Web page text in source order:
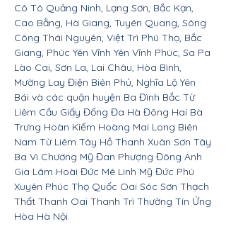
Cô Tô Quảng Ninh, Lạng Sơn, Bắc Kạn,
Cao Bằng, Hà Giang, Tuyên Quang, Sông
Công Thái Nguyên, Việt Trì Phú Thọ, Bắc
Giang, Phúc Yên Vĩnh Yên Vĩnh Phúc, Sa Pa
Lào Cai, Sơn La, Lai Châu, Hòa Bình,
Mường Lay Điện Biên Phủ, Nghĩa Lộ Yên
Bái và các quận huyện Ba Đình Bắc Từ
Liêm Cầu Giấy Đống Đa Hà Đông Hai Bà
Trưng Hoàn Kiếm Hoàng Mai Long Biên
Nam Từ Liêm Tây Hồ Thanh Xuân Sơn Tây
Ba Vì Chương Mỹ Đan Phượng Đông Anh
Gia Lâm Hoài Đức Mê Linh Mỹ Đức Phú
Xuyên Phúc Thọ Quốc Oai Sóc Sơn Thạch
Thất Thanh Oai Thanh Trì Thường Tín Ứng
Hòa Hà Nội.